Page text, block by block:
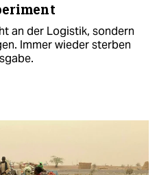
an der Logistik, sondern
Immer wieder sterben